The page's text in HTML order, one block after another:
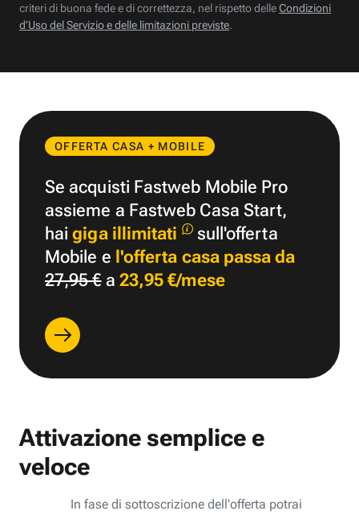
criteri di buona fede e di correttezza, nel rispetto delleCondizioni
d’Uso del Servizio e delle limitazioni previste.
OFFERTA CASA + MOBILE
Se acquisti Fastweb Mobile Pro
assieme a Fastweb Casa Start,
haigiga illimitati
sull'offerta
Mobile e l'offerta casa passa da
27,95 €a 23,95 €/mese
Attivazione semplice e
veloce
In fase di sottoscrizione dell'offerta potrai